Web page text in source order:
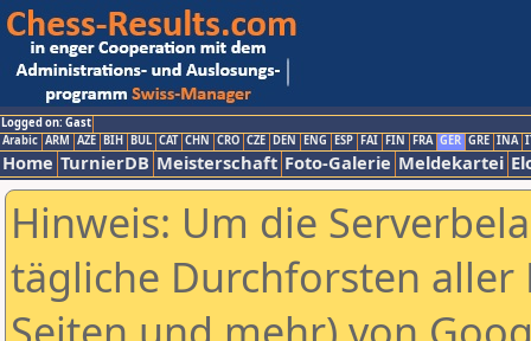
Logged on: Gast
Arabic ARM AZE BIH BUL CAT CHN CRO CZE DEN ENG ESP FAI FIN FRA GER GRE INA
Home TurnierDB Meisterschaft Foto-Galerie Meldekartei
Hinweis: Um die
tägliche Durchforsten aller